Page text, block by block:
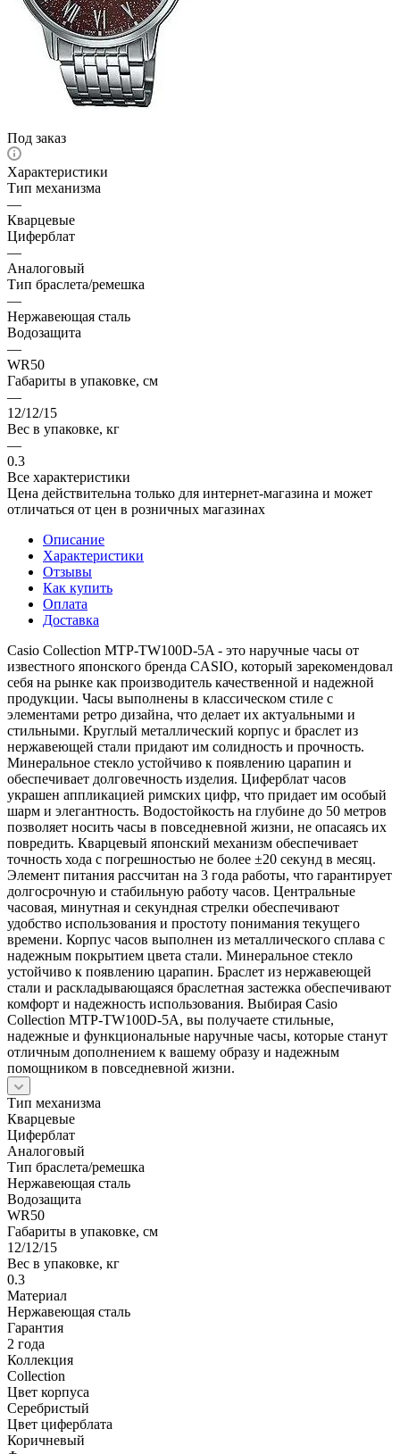
Под заказ
Характеристики
Тип механизма
—
Кварцевые
Циферблат
—
Аналоговый
Тип браслета/ремешка
—
Нержавеющая сталь
Водозащита
—
WR50
Габариты в упаковке, см
—
12/12/15
Вес в упаковке, кг
—
0.3
Все характеристики
Цена действительна только для интернет-магазина и может
отличаться от цен в розничных магазинах
Описание
Характеристики
Отзывы
Как купить
Оплата
Доставка
Casio Collection MTP-TW100D-5A - это наручные часы от
известного японского бренда CASIO, который зарекомендовал
себя на рынке как производитель качественной и надежной
продукции. Часы выполнены в классическом стиле с
элементами ретро дизайна, что делает их актуальными и
стильными. Круглый металлический корпус и браслет из
нержавеющей стали придают им солидность и прочность.
Минеральное стекло устойчиво к появлению царапин и
обеспечивает долговечность изделия. Циферблат часов
украшен аппликацией римских цифр, что придает им особый
шарм и элегантность. Водостойкость на глубине до 50 метров
позволяет носить часы в повседневной жизни, не опасаясь их
повредить. Кварцевый японский механизм обеспечивает
точность хода с погрешностью не более ±20 секунд в месяц.
Элемент питания рассчитан на 3 года работы, что гарантирует
долгосрочную и стабильную работу часов. Центральные
часовая, минутная и секундная стрелки обеспечивают
удобство использования и простоту понимания текущего
времени. Корпус часов выполнен из металлического сплава с
надежным покрытием цвета стали. Минеральное стекло
устойчиво к появлению царапин. Браслет из нержавеющей
стали и раскладывающаяся браслетная застежка обеспечивают
комфорт и надежность использования. Выбирая Casio
Collection MTP-TW100D-5A, вы получаете стильные,
надежные и функциональные наручные часы, которые станут
отличным дополнением к вашему образу и надежным
помощником в повседневной жизни.
Тип механизма
Кварцевые
Циферблат
Аналоговый
Тип браслета/ремешка
Нержавеющая сталь
Водозащита
WR50
Габариты в упаковке, см
12/12/15
Вес в упаковке, кг
0.3
Материал
Нержавеющая сталь
Гарантия
2 года
Коллекция
Collection
Цвет корпуса
Серебристый
Цвет циферблата
Коричневый